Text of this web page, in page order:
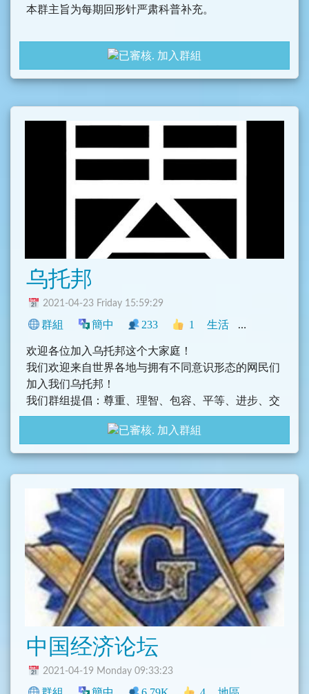
本群主旨为每期回形针严肃科普补充。
加入群組
乌托邦
2021-04-23 Friday 15:59:29
群組 簡中 233 1 生活 中文圈
欢迎各位加入乌托邦这个大家庭！
我们欢迎来自世界各地与拥有不同意识形态的网民们
加入我们乌托邦！
我们群组提倡：尊重、理智、包容、平等、进步、交
友、团结、探索。
所以各位加入我们乌托邦不用担心那些不尊重，歧视
的事件，还有那种旧人或者管理员歧视新人的事情~
来越秃、等等的任何东西，各位都可以来我们的群组
聊聊~
最后在这里再次欢迎与希望各位各位的加入！欢迎来
到乌托邦，让我们一起共建美好理想乡！
加入群組
中国经济论坛
2021-04-19 Monday 09:33:23